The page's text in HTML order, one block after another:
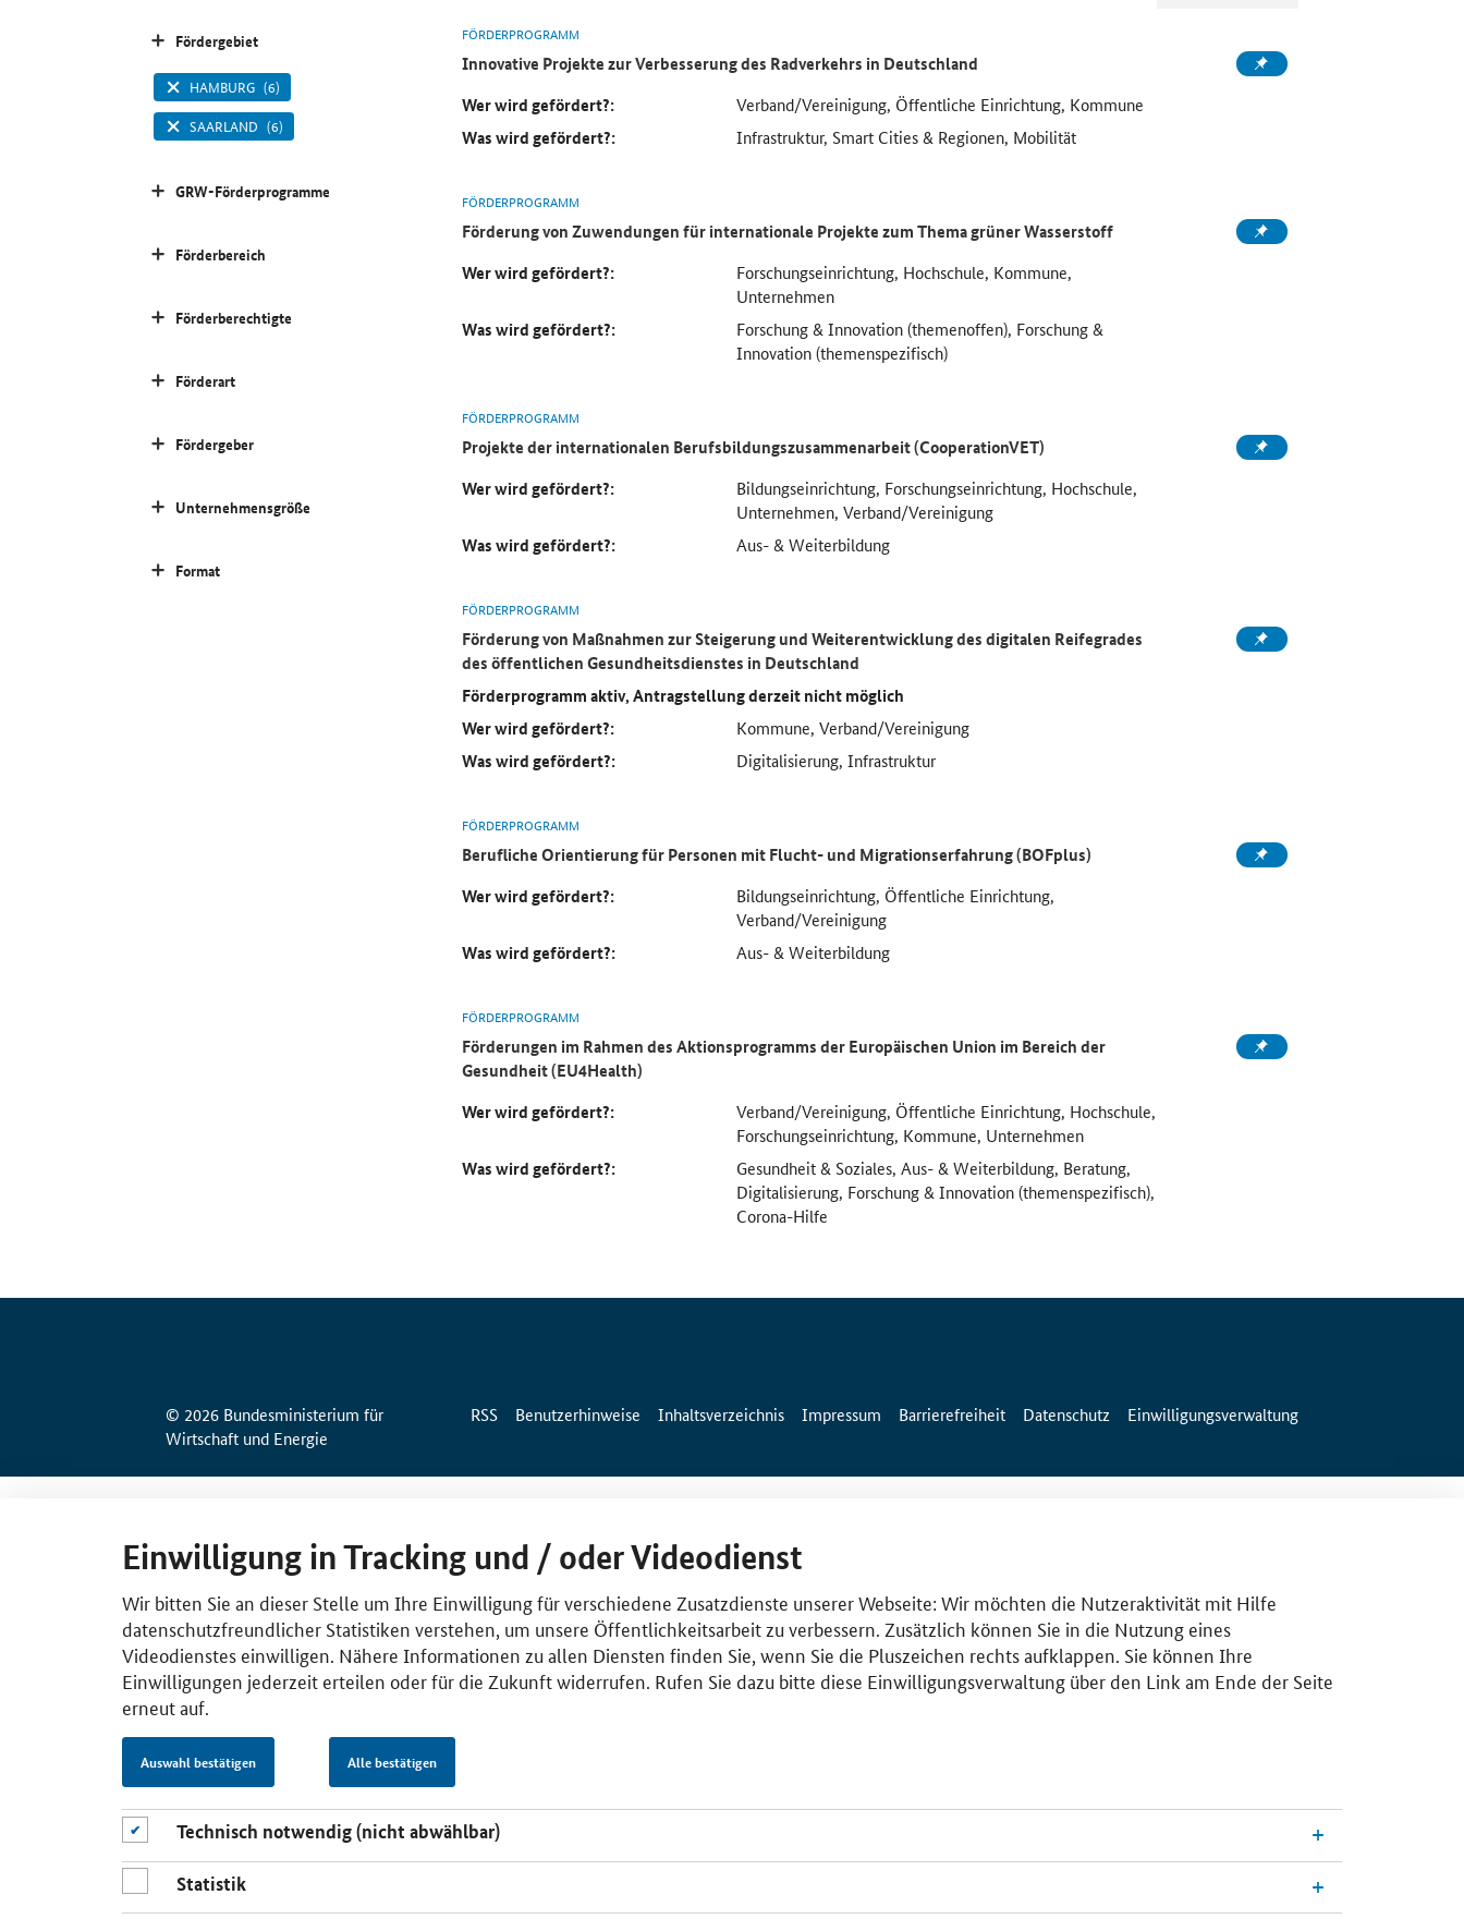
FÖRDERPROGRAMM
Innovative Projekte zur Verbesserung des Radverkehrs in Deutschland
Wer wird gefördert?:
Verband/Vereinigung, Öffentliche Einrichtung, Kommune
Was wird gefördert?: Infrastruktur, Smart Cities & Regionen, Mobilität
FÖRDERPROGRAMM
Förderung von Zuwendungen für internationale Projekte zum Thema grüner Wasserstoff
Wer wird gefördert?:
Forschungseinrichtung, Hochschule, Kommune,
Unternehmen
Was wird gefördert?:
Forschung & Innovation (themenoffen), Forschung &
Innovation (themenspezifisch)
FÖRDERPROGRAMM
Projekte der internationalen Berufsbildungszusammenarbeit (CooperationVET)
Wer wird gefördert?:
Bildungseinrichtung, Forschungseinrichtung, Hochschule,
Unternehmen, Verband/Vereinigung
Was wird gefördert?: Aus- & Weiterbildung
FÖRDERPROGRAMM
Förderung von Maßnahmen zur Steigerung und Weiterentwicklung des digitalen Reifegrades
des öffentlichen Gesundheitsdienstes in Deutschland
Förderprogramm aktiv, Antragstellung derzeit nicht möglich
Wer wird gefördert?:
Kommune, Verband/Vereinigung
Was wird gefördert?: Digitalisierung, Infrastruktur
FÖRDERPROGRAMM
Berufliche Orientierung für Personen mit Flucht- und Migrationserfahrung (BOFplus)
Wer wird gefördert?:
Bildungseinrichtung, Öffentliche Einrichtung,
Verband/Vereinigung
Was wird gefördert?: Aus- & Weiterbildung
FÖRDERPROGRAMM
Förderungen im Rahmen des Aktionsprogramms der Europäischen Union im Bereich der
Gesundheit (EU4Health)
Wer wird gefördert?:
Verband/Vereinigung, Öffentliche Einrichtung, Hochschule,
Forschungseinrichtung, Kommune, Unternehmen
Was wird gefördert?:
Gesundheit & Soziales, Aus- & Weiterbildung, Beratung,
Digitalisierung, Forschung & Innovation (themenspezifisch),
Corona-Hilfe
Fördergebiet
HAMBURG (6)
SAARLAND (6)
GRW-Förderprogramme
Förderbereich
Förderberechtigte
Förderart
Fördergeber
Unternehmensgröße
Format
© 2026 Bundesministerium für
Wirtschaft und Energie
RSS Benutzerhinweise Inhaltsverzeichnis Impressum Barrierefreiheit Datenschutz Einwilligungsverwaltung
Einwilligung in Tracking und / oder Videodienst
Wir bitten Sie an dieser Stelle um Ihre Einwilligung für verschiedene Zusatzdienste unserer Webseite: Wir möchten die Nutzeraktivität mit Hilfe
datenschutzfreundlicher Statistiken verstehen, um unsere Öffentlichkeitsarbeit zu verbessern. Zusätzlich können Sie in die Nutzung eines
Videodienstes einwilligen. Nähere Informationen zu allen Diensten finden Sie, wenn Sie die Pluszeichen rechts aufklappen. Sie können Ihre
Einwilligungen jederzeit erteilen oder für die Zukunft widerrufen. Rufen Sie dazu bitte diese Einwilligungsverwaltung über den Link am Ende der Seite
erneut auf.
Auswahl bestätigen Alle bestätigen
Technisch notwendig (nicht abwählbar)
Statistik